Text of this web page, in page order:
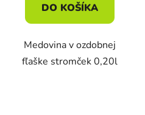
DO KOŠÍKA
Medovina v ozdobnej
fľaške stromček 0,20l